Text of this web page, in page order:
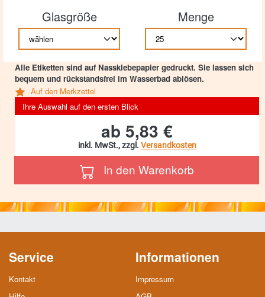
Glasgröße Menge
Alle Etiketten sind auf Nassklebepapier gedruckt. Sie lassen sich
bequem und rückstandsfrei im Wasserbad ablösen.
Auf den Merkzettel
Ihre Auswahl auf den ersten Blick
ab 5,83 €
inkl. MwSt., zzgl. Versandkosten
In den Warenkorb
Service
Kontakt
Informationen
Impressum